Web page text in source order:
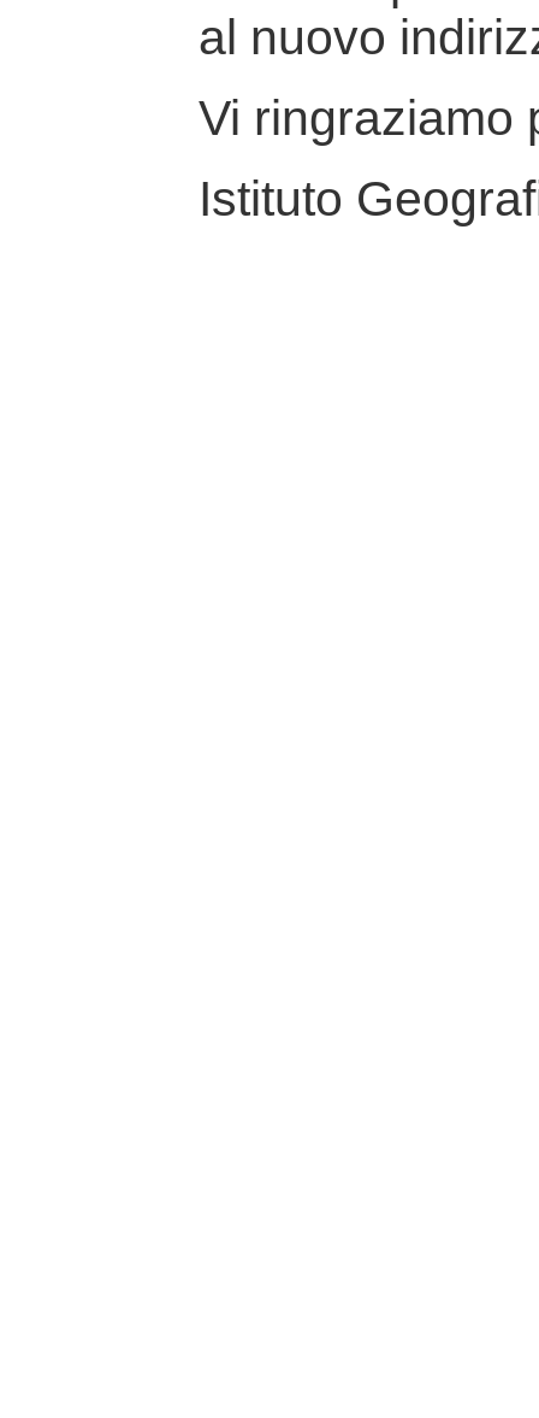
al nuovo
Vi ringraziamo
Istituto